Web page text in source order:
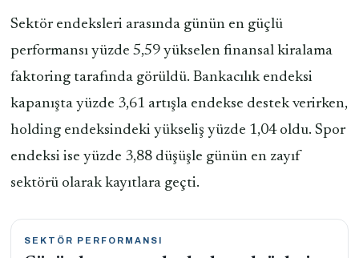
Sektör endeksleri arasında günün en güçlü
performansı yüzde 5,59 yükselen finansal kiralama
faktoring tarafında görüldü. Bankacılık endeksi
kapanışta yüzde 3,61 artışla endekse destek verirken,
holding endeksindeki yükseliş yüzde 1,04 oldu. Spor
endeksi ise yüzde 3,88 düşüşle günün en zayıf
sektörü olarak kayıtlara geçti.
SEKTÖR PERFORMANSI